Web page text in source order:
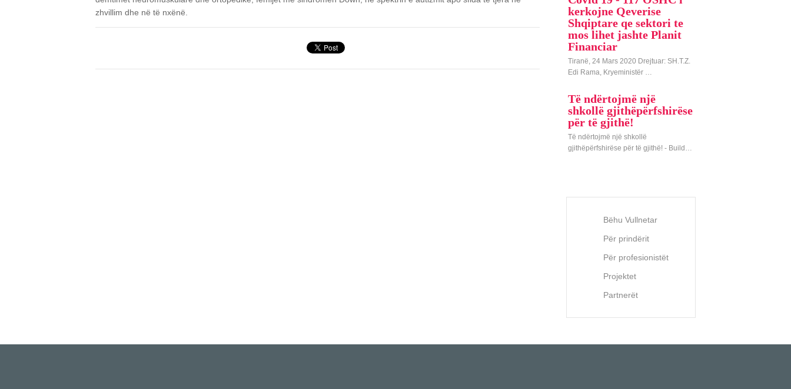
zhvillim dhe në të nxënë.
kerkojne Qeverise
Shqiptare qe sektori te
mos lihet jashte Planit
Financiar
Tiranë, 24 Mars 2020 Drejtuar: SH.T.Z.
Edi Rama, Kryeministër …
Të ndërtojmë një
shkollë gjithëpërfshirëse
për të gjithë!
Të ndërtojmë një shkollë
gjithëpërfshirëse për të gjithë! - Build…
Bëhu Vullnetar
Për prindërit
Për profesionistët
Projektet
Partnerët